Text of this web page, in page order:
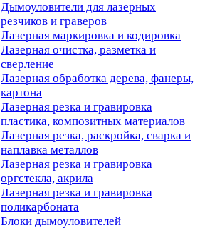
Дымоуловители для лазерных
резчиков и граверов
Лазерная маркировка и кодировка
Лазерная очистка, разметка и
сверление
Лазерная обработка дерева, фанеры,
картона
Лазерная резка и гравировка
пластика, композитных материалов
Лазерная резка, раскройка, сварка и
наплавка металлов
Лазерная резка и гравировка
оргстекла, акрила
Лазерная резка и гравировка
поликарбоната
Блоки дымоуловителей